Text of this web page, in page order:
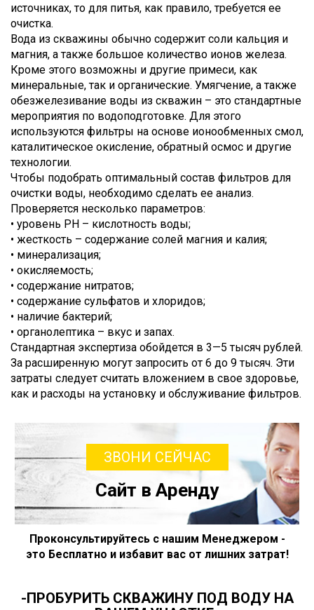
источниках, то для питья, как правило, требуется ее
очистка.
Вода из скважины обычно содержит соли кальция и
магния, а также большое количество ионов железа.
Кроме этого возможны и другие примеси, как
минеральные, так и органические. Умягчение, а также
обезжелезивание воды из скважин – это стандартные
мероприятия по водоподготовке. Для этого
используются фильтры на основе ионообменных смол,
каталитическое окисление, обратный осмос и другие
технологии.
Чтобы подобрать оптимальный состав фильтров для
очистки воды, необходимо сделать ее анализ.
Проверяется несколько параметров:
• уровень PH – кислотность воды;
• жесткость – содержание солей магния и калия;
• минерализация;
• окисляемость;
• содержание нитратов;
• содержание сульфатов и хлоридов;
• наличие бактерий;
• органолептика – вкус и запах.
Стандартная экспертиза обойдется в 3—5 тысяч рублей.
За расширенную могут запросить от 6 до 9 тысяч. Эти
затраты следует считать вложением в свое здоровье,
как и расходы на установку и обслуживание фильтров.
ЗВОНИ СЕЙЧАС
Сайт в Аренду
Проконсультируйтесь с нашим Менеджером -
это Бесплатно и избавит вас от лишних затрат!
-ПРОБУРИТЬ СКВАЖИНУ ПОД ВОДУ НА